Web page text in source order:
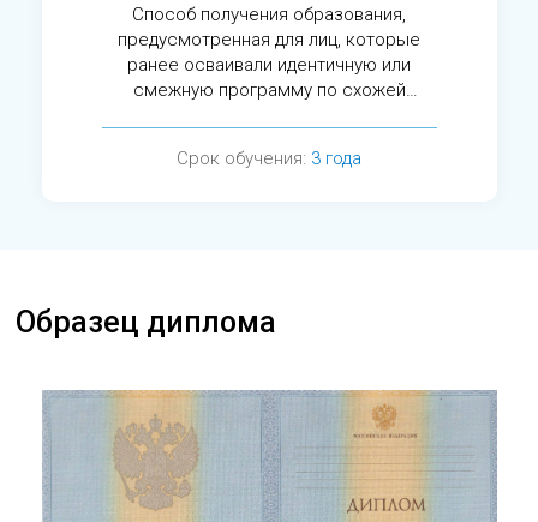
Способ получения образования,
предусмотренная для лиц, которые
ранее осваивали идентичную или
смежную программу по схожей
Срок обучения: 3 года
Образец диплома